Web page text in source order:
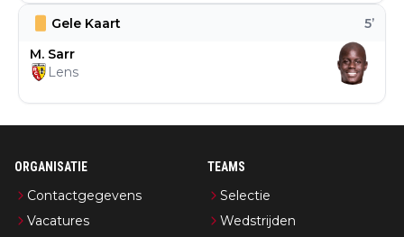
Gele Kaart 5’
M. Sarr
Lens
ORGANISATIE
Contactgegevens
Vacatures
TEAMS
Selectie
Wedstrijden